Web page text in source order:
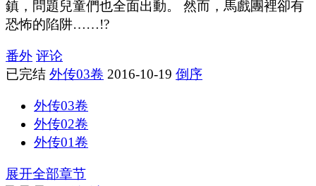
鎮，問題兒童們也全面出動。 然而，馬戲團裡卻有
恐怖的陷阱……!?
番外 评论
已完结 外传03卷 2016-10-19 倒序
外传03卷
外传02卷
外传01卷
展开全部章节